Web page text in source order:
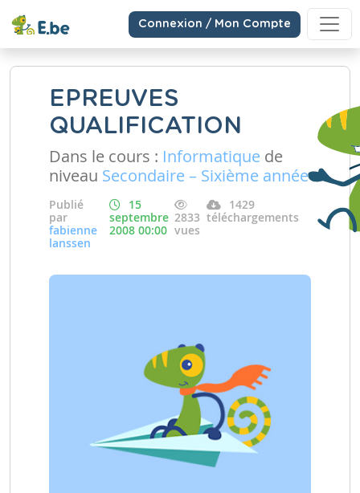
Connexion / Mon Compte
EPREUVES
QUALIFICATION
Dans le cours : Informatique de
niveau Secondaire – Sixième année
Publié
par
fabienne
lanssen
15
septembre
2008 00:00
2833
vues
1429
téléchargements